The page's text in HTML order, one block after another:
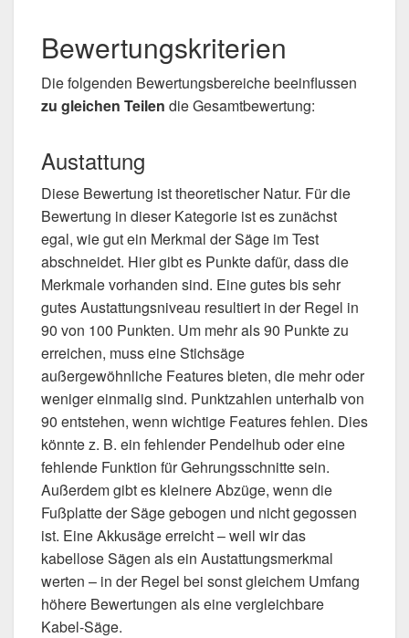
Bewertungskriterien
Die folgenden Bewertungsbereiche beeinflussen
zu gleichen Teilen die Gesamtbewertung:
Austattung
Diese Bewertung ist theoretischer Natur. Für die
Bewertung in dieser Kategorie ist es zunächst
egal, wie gut ein Merkmal der Säge im Test
abschneidet. Hier gibt es Punkte dafür, dass die
Merkmale vorhanden sind. Eine gutes bis sehr
gutes Austattungsniveau resultiert in der Regel in
90 von 100 Punkten. Um mehr als 90 Punkte zu
erreichen, muss eine Stichsäge
außergewöhnliche Features bieten, die mehr oder
weniger einmalig sind. Punktzahlen unterhalb von
90 entstehen, wenn wichtige Features fehlen. Dies
könnte z. B. ein fehlender Pendelhub oder eine
fehlende Funktion für Gehrungsschnitte sein.
Außerdem gibt es kleinere Abzüge, wenn die
Fußplatte der Säge gebogen und nicht gegossen
ist. Eine Akkusäge erreicht – weil wir das
kabellose Sägen als ein Austattungsmerkmal
werten – in der Regel bei sonst gleichem Umfang
höhere Bewertungen als eine vergleichbare
Kabel-Säge.